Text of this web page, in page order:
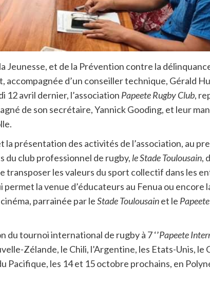
Jeunesse, et de la Prévention contre la
accompagnée d’un conseiller technique, Gérald
12 avril dernier, l’association Papeete Rugby Club,
de son secrétaire, Yannick Gooding, et leur
présentation des activités de l’association, au
du club professionnel de rugby, le Stade Toulousain,
transposer les valeurs du sport collectif dans les
permet la venue d’éducateurs au Fenua ou encore
parrainée par leStade Toulousainet le
tournoi international de rugby à 7 ‘’Papeete
Zélande, le Chili, l’Argentine, les Etats-Unis, le
Pacifique, les 14 et 15 octobre prochains, en